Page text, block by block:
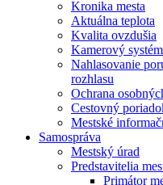
Kronika mesta
Aktuálna teplota
Kvalita ovzdušia
Kamerový systém
Nahlasovanie
rozhlasu
Ochrana
Cestovný
Mestské
Samospráva
Mestský úrad
Predstavitelia
Primátor